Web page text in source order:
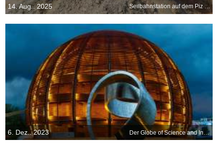
14. Aug.. 2025 Seilbahnstation auf dem Piz Nair, Graubünden, Schweiz
6. Dez.. 2023 Der Globe of Science and Innovation, Meyrin, Schweiz